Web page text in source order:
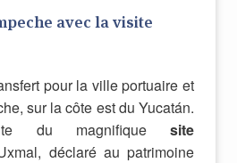
avec la visite
pour la ville portuaire et
sur la côte est du Yucatán.
du magnifique site
déclaré au patrimoine